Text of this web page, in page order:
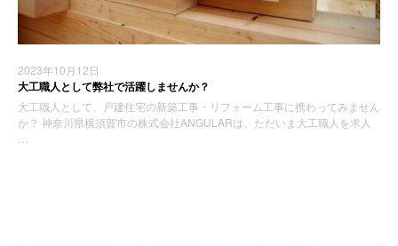
2023年10月12日
大工職人として弊社で活躍しませんか？
大工職人として、戸建住宅の新築工事・リフォーム工事に携わってみません
か？ 神奈川県横須賀市の株式会社ANGULARは、ただいま大工職人を求人
…